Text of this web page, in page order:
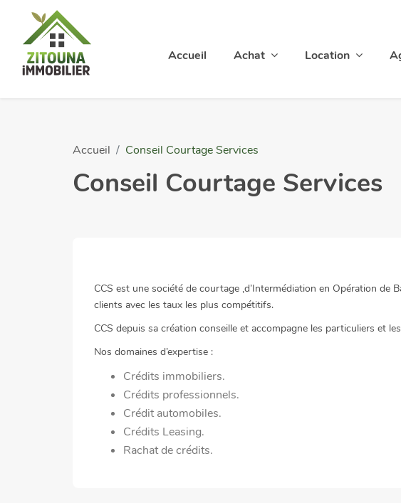
Accueil Achat Location
Accueil Conseil Courtage Services
Conseil Courtage Services
CCS est une société de courtage ,d’Intermédiation en Opération
clients avec les taux les plus compétitifs.
CCS depuis sa création conseille et accompagne les particuliers et
Nos domaines d’expertise :
Crédits immobiliers.
Crédits professionnels.
Crédit automobiles.
Crédits Leasing.
Rachat de crédits.